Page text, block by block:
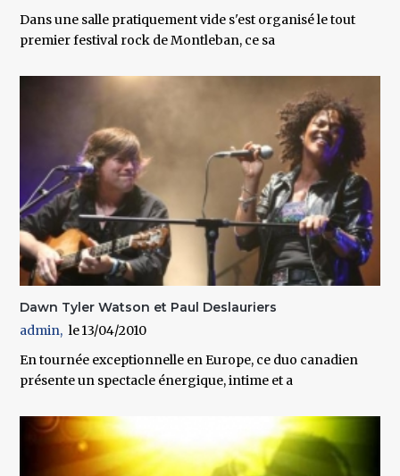
Dans une salle pratiquement vide s'est organisé le tout
premier festival rock de Montleban, ce sa
Dawn Tyler Watson et Paul Deslauriers
admin
13/04/2010
En tournée exceptionnelle en Europe, ce duo canadien
présente un spectacle énergique, intime et a